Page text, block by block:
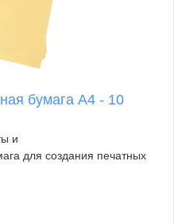
бумага А4 - 10
и
для создания печатных